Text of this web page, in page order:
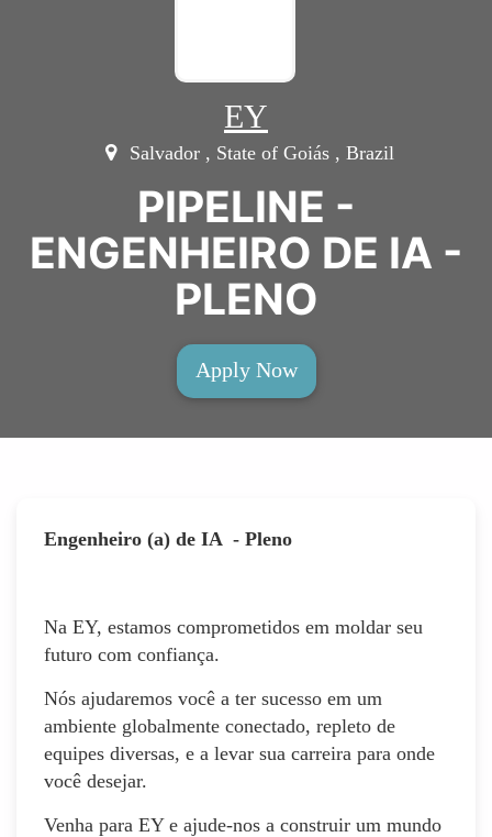
EY
Salvador , State of Goiás , Brazil
PIPELINE -
ENGENHEIRO DE IA -
PLENO
Apply Now
Engenheiro (a) de IA - Pleno
Na EY, estamos comprometidos em moldar seu
futuro com confiança.
Nós ajudaremos você a ter sucesso em um
ambiente globalmente conectado, repleto de
equipes diversas, e a levar sua carreira para onde
você desejar.
Venha para EY e ajude-nos a construir um mundo